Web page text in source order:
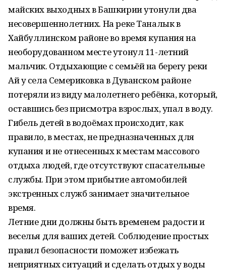
майских выходных в Башкирии утонули два
несовершеннолетних. На реке Таналык в
Хайбуллинском районе во время купания на
необорудованном месте утонул 11-летний
мальчик. Отдыхающие с семьёй на берегу реки
Ай у села Семериковка в Дуванском районе
потеряли из виду малолетнего ребёнка, который,
оставшись без присмотра взрослых, упал в воду.
Гибель детей в водоёмах происходит, как
правило, в местах, не предназначенных для
купания и не отнесенных к местам массового
отдыха людей, где отсутствуют спасательные
службы. При этом прибытие автомобилей
экстренных служб занимает значительное
время.
Летние дни должны быть временем радости и
веселья для ваших детей. Соблюдение простых
правил безопасности поможет избежать
неприятных ситуаций и сделать отдых у воды